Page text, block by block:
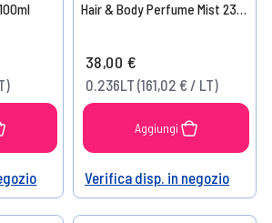
Hair & Body Perfume Mist 236
38,00 €
0.236LT (161,02 € / LT)
Aggiungi
Help
Verifica disp. in negozio